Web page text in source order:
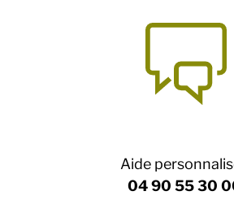
Aide
04 90 55 30